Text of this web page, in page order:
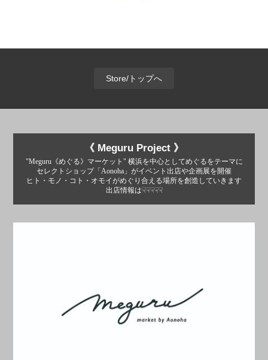
Store/トップへ
《 Meguru Project 》
"Meguru《めぐる》マーケット" 横浜を中心としてめぐるをテーマに
セレクトショップ「Aonoha」がイベント出店や企画展を開催
ヒト・モノ・コト・オモイがめぐり合える場所を創造していきます
出店情報は☟☟☟☟☟